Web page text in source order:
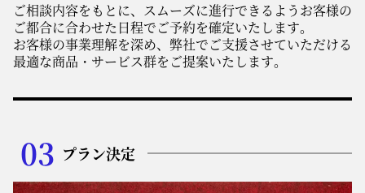
ご相談内容をもとに、スムーズに進行できるようお客様の
ご都合に合わせた日程でご予約を確定いたします。
お客様の事業理解を深め、弊社でご支援させていただける
最適な商品・サービス群をご提案いたします。
03 プラン決定